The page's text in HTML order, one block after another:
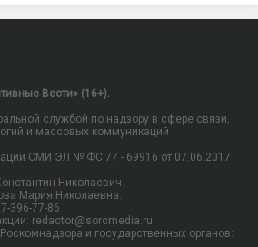
Вести» (16+).
службой по надзору в сфере связи,
и массовых коммуникаций
СМИ ЭЛ № ФС 77 - 69916 от 07.06.2017
Николаевич.
Мария Николаевна.
396-77-86
redactor@sorcmedia.ru
и государственных органов: